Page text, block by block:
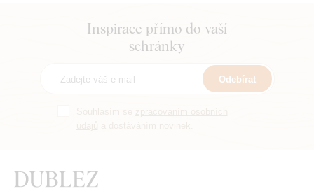
Inspirace přímo do vaší
schránky
Odebírat